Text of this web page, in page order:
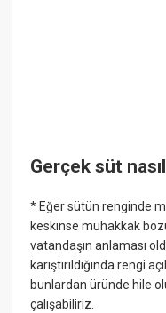
Gerçek süt nasıl
* Eğer sütün renginde
keskinse muhakkak
vatandaşın anlaması
karıştırıldığında rengi
bunlardan üründe hile
çalışabiliriz.